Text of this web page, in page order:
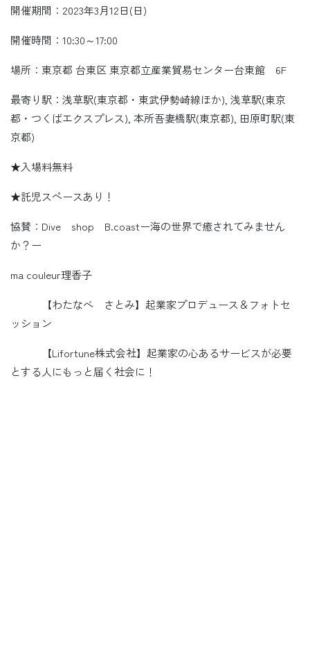
開催期間：2023年3月12日(日)
開催時間：10:30～17:00
場所：東京都 台東区 東京都立産業貿易センター台東館 6F
最寄り駅：浅草駅(東京都・東武伊勢崎線ほか), 浅草駅(東京
都・つくばエクスプレス), 本所吾妻橋駅(東京都), 田原町駅(東
京都)
★入場料無料
★託児スペースあり！
協賛：Dive shop B.coastー海の世界で癒されてみません
か？ー
ma couleur理香子
【わたなべ さとみ】起業家プロデュース＆フォトセ
ッション
【Lifortune株式会社】起業家の心あるサービスが必要
とする人にもっと届く社会に！